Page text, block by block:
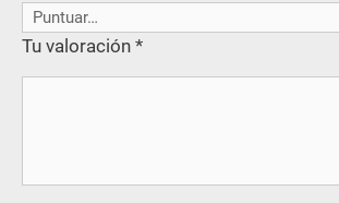
Tu valoración *